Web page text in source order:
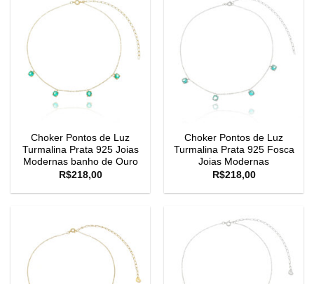
Choker Pontos de Luz
Turmalina Prata 925 Joias
Modernas banho de Ouro
R$218,00
Choker Pontos de Luz
Turmalina Prata 925 Fosca
Joias Modernas
R$218,00